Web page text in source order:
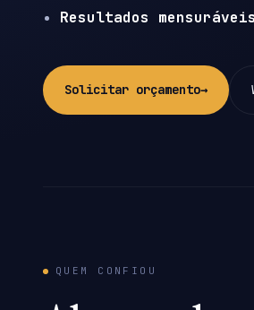
Resultados mensuráveis
Solicitar orçamento→
QUEM CONFIOU